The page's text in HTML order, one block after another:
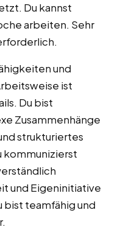
Du kannst
arbeiten. Sehr
und
ist
Du bist
Zusammenhänge
strukturiertes
kommunizierst
und Eigeninitiative
bist teamfähig und